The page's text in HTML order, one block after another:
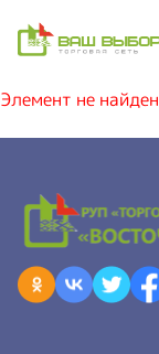
Элемент не найден